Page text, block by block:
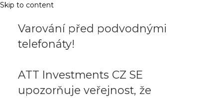
Skip to content
Varování před podvodnými
telefonáty!
ATT Investments CZ SE
upozorňuje veřejnost, že